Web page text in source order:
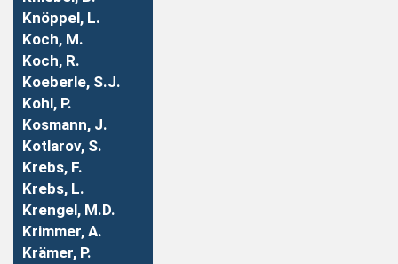
Knöppel, L.
Koch, M.
Koch, R.
Koeberle, S.J.
Kohl, P.
Kosmann, J.
Kotlarov, S.
Krebs, F.
Krebs, L.
Krengel, M.D.
Krimmer, A.
Krämer, P.